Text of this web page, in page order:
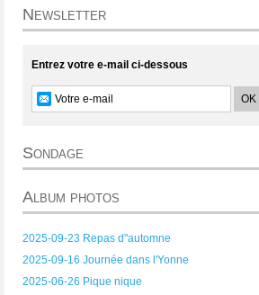
Newsletter
Entrez votre e-mail ci-dessous
Sondage
Album photos
2025-09-23 Repas d"automne
2025-09-16 Journée dans l'Yonne
2025-06-26 Pique nique